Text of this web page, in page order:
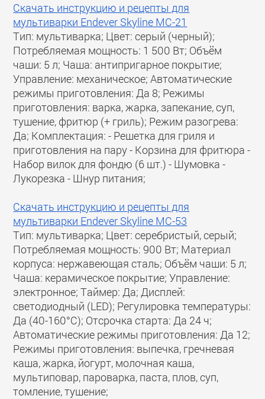
Скачать инструкцию и рецепты для
мультиварки Endever Skyline MC-21
Тип: мультиварка; Цвет: серый (черный);
Потребляемая мощность: 1 500 Вт; Объём
чаши: 5 л; Чаша: антипригарное покрытие;
Управление: механическое; Автоматические
режимы приготовления: Да 8; Режимы
приготовления: варка, жарка, запекание, суп,
тушение, фритюр (+ гриль); Режим разогрева:
Да; Комплектация: - Решетка для гриля и
приготовления на пару - Корзина для фритюра -
Набор вилок для фондю (6 шт.) - Шумовка -
Лукорезка - Шнур питания;
Скачать инструкцию и рецепты для
мультиварки Endever Skyline MC-53
Тип: мультиварка; Цвет: серебристый, серый;
Потребляемая мощность: 900 Вт; Материал
корпуса: нержавеющая сталь; Объём чаши: 5 л;
Чаша: керамическое покрытие; Управление:
электронное; Таймер: Да; Дисплей:
светодиодный (LED); Регулировка температуры:
Да (40-160°С); Отсрочка старта: Да 24 ч;
Автоматические режимы приготовления: Да 12;
Режимы приготовления: выпечка, гречневая
каша, жарка, йогурт, молочная каша,
мультиповар, пароварка, паста, плов, суп,
томление, тушение;